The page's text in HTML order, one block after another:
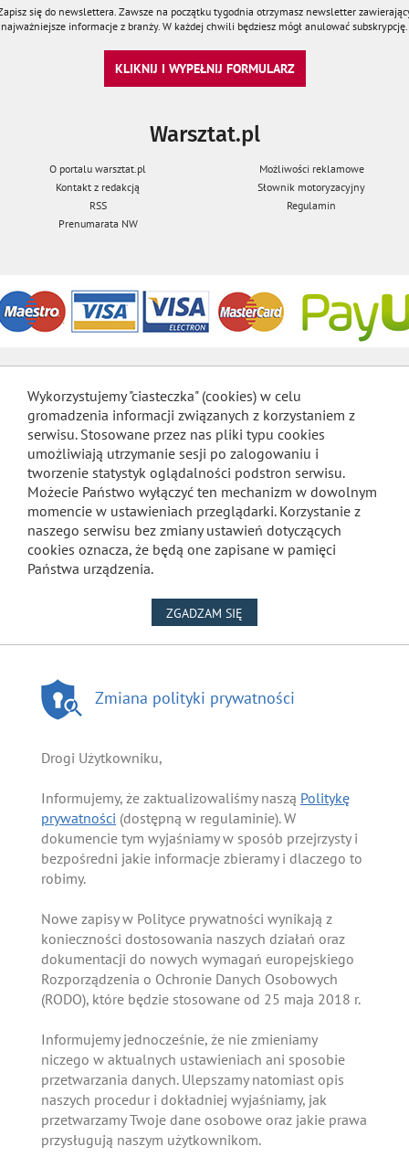
się do newslettera. Zawsze na początku tygodnia otrzymasz newsletter
najważniejsze informacje z branży. W każdej chwili będziesz mógł anulować subskrypcję.
KLIKNIJ I WYPEŁNIJ FORMULARZ
Warsztat.pl
O portalu warsztat.pl
Możliwości reklamowe
Kontakt z redakcją
Słownik motoryzacyjny
RSS
Regulamin
Prenumarata NW
Wykorzystujemy "ciasteczka" (cookies) w celu
gromadzenia informacji związanych z korzystaniem z
serwisu. Stosowane przez nas pliki typu cookies
umożliwiają utrzymanie sesji po zalogowaniu i
tworzenie statystyk oglądalności podstron serwisu.
Możecie Państwo wyłączyć ten mechanizm w dowolnym
momencie w ustawieniach przeglądarki. Korzystanie z
naszego serwisu bez zmiany ustawień dotyczących
cookies oznacza, że będą one zapisane w pamięci
Państwa urządzenia.
ZGADZAM SIĘ
Zmiana polityki prywatności
Drogi Użytkowniku,
Informujemy, że zaktualizowaliśmy naszą Politykę
prywatności (dostępną w regulaminie). W
dokumencie tym wyjaśniamy w sposób przejrzysty i
bezpośredni jakie informacje zbieramy i dlaczego to
robimy.
Nowe zapisy w Polityce prywatności wynikają z
konieczności dostosowania naszych działań oraz
dokumentacji do nowych wymagań europejskiego
Rozporządzenia o Ochronie Danych Osobowych
(RODO), które będzie stosowane od 25 maja 2018 r.
Informujemy jednocześnie, że nie zmieniamy
niczego w aktualnych ustawieniach ani sposobie
przetwarzania danych. Ulepszamy natomiast opis
naszych procedur i dokładniej wyjaśniamy, jak
przetwarzamy Twoje dane osobowe oraz jakie prawa
przysługują naszym użytkownikom.